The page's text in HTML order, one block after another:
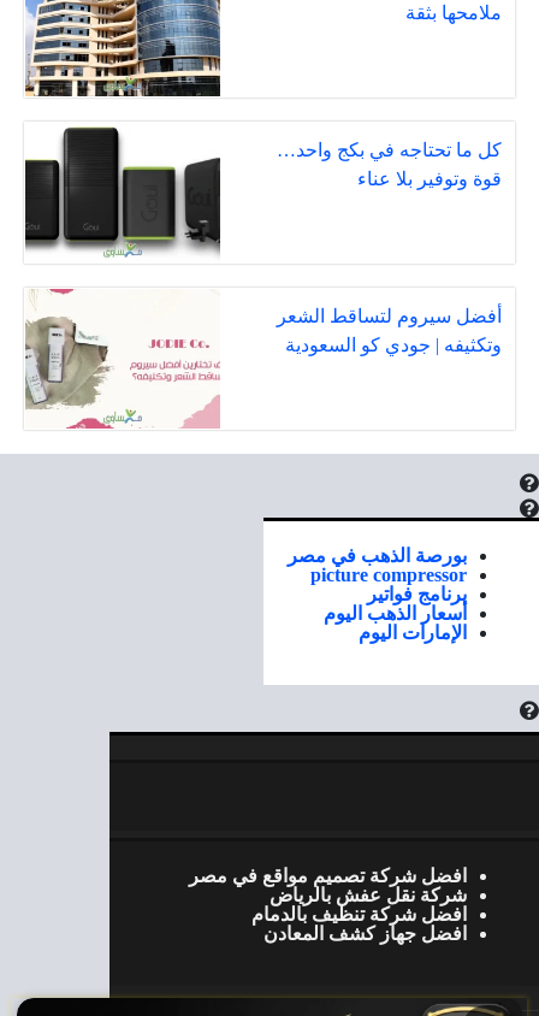
ملامحها بثقة
كل ما تحتاجه في بكج واحد…
قوة وتوفير بلا عناء
أفضل سيروم لتساقط الشعر
وتكثيفه | جودي كو السعودية
بورصة الذهب في مصر
picture compressor
برنامج فواتير
أسعار الذهب اليوم
الإمارات اليوم
افضل شركة تصميم مواقع في مصر
شركة نقل عفش بالرياض
افضل شركة تنظيف بالدمام
افضل جهاز كشف المعادن